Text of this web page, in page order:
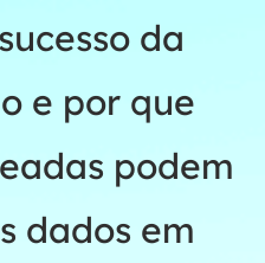
da
e por que
podem
dados em